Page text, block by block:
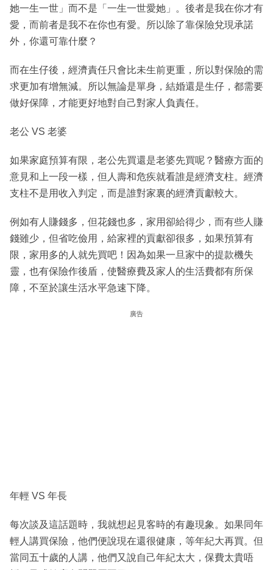
她一生一世」而不是「一生一世愛她」。後者是我在你才有
愛，而前者是我不在你也有愛。所以除了靠保險兌現承諾
外，你還可靠什麼？
而在生仔後，經濟責任只會比未生前更重，所以對保險的需
求更加有增無減。所以無論是單身，結婚還是生仔，都需要
做好保障，才能更好地對自己對家人負責任。
老公 VS 老婆
如果家庭預算有限，老公先買還是老婆先買呢？醫療方面的
意見和上一段一樣，但人壽和危疾就看誰是經濟支柱。經濟
支柱不是用收入判定，而是誰對家裏的經濟貢獻較大。
例如有人賺錢多，但花錢也多，家用卻給得少，而有些人賺
錢雖少，但省吃儉用，給家裡的貢獻卻很多，如果預算有
限，家用多的人就先買吧！因為如果一旦家中的提款機失
靈，也有保險作後盾，使醫療費及家人的生活費都有所保
障，不至於讓生活水平急速下降。
廣告
年輕 VS 年長
每次談及這話題時，我就想起見客時的有趣現象。如果同年
輕人講買保險，他們便說現在還很健康，等年紀大再買。但
當同五十歲的人講，他們又說自己年紀太大，保費太貴唔